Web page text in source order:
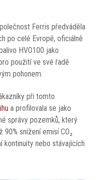
Ferris předváděla
po celé Evropě, oficiálně
HVO100 jako
použití ve své řadě
pohonem.
při tomto
a profilovala se jako
správy pozemků, který
snížení emisí CO₂
kontinuity nebo stávajících